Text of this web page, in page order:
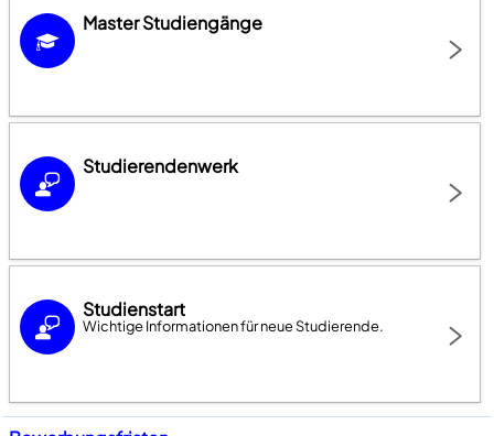
Master Studiengänge
Studierendenwerk
Studienstart
Wichtige Informationen für neue Studierende.